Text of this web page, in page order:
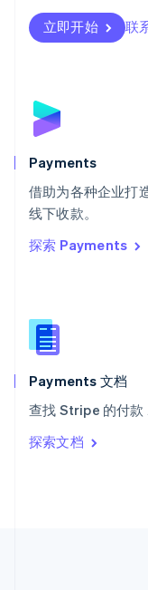
立即开始 联
Payments
借助为各种企业打
线下收款。
探索 Payments
Payments 文档
查找 Stripe 的付款
探索文档
瑞士
DeutschFrançais
English
斯洛文尼亚
泰国
ไทยEnglish
希腊
English
西班牙
新西兰
English
匈牙利
English
ItalianoEnglish
印度
English